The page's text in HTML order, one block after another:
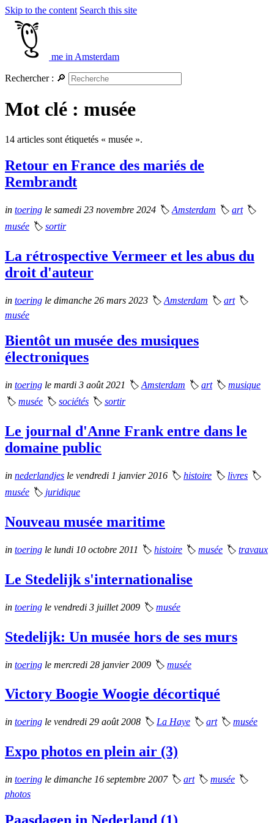
Skip to the content Search this site
me in Amsterdam
Rechercher : 🔎
Mot clé : musée
14 articles sont étiquetés « musée ».
Retour en France des mariés de
Rembrandt
in toering le samedi 23 novembre 2024 🏷 Amsterdam 🏷 art 🏷
musée 🏷 sortir
La rétrospective Vermeer et les abus du
droit d'auteur
in toering le dimanche 26 mars 2023 🏷 Amsterdam 🏷 art 🏷
musée
Bientôt un musée des musiques
électroniques
in toering le mardi 3 août 2021 🏷 Amsterdam 🏷 art 🏷 musique
🏷 musée 🏷 sociétés 🏷 sortir
Le journal d'Anne Frank entre dans le
domaine public
in nederlandjes le vendredi 1 janvier 2016 🏷 histoire 🏷 livres 🏷
musée 🏷 juridique
Nouveau musée maritime
in toering le lundi 10 octobre 2011 🏷 histoire 🏷 musée 🏷 travaux
Le Stedelijk s'internationalise
in toering le vendredi 3 juillet 2009 🏷 musée
Stedelijk: Un musée hors de ses murs
in toering le mercredi 28 janvier 2009 🏷 musée
Victory Boogie Woogie décortiqué
in toering le vendredi 29 août 2008 🏷 La Haye 🏷 art 🏷 musée
Expo photos en plein air (3)
in toering le dimanche 16 septembre 2007 🏷 art 🏷 musée 🏷
photos